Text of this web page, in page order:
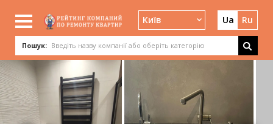
Київ Ua Ru
Пошук: